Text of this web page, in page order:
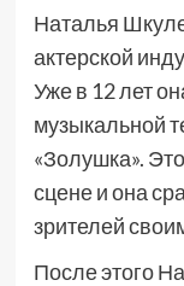
Наталья
актерской
Уже в 12 лет
музыкальной
«Золушка».
сцене и она
зрителей
После этого